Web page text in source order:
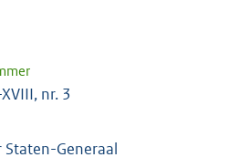
nr. 3
Staten-Generaal